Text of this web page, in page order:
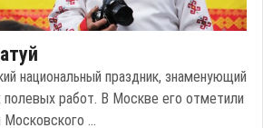
национальный праздник, знаменующий
полевых работ. В Москве его отметили
...